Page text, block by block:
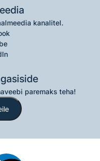
kanalitel.
paremaks teha!